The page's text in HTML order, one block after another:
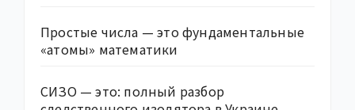
Простые числа — это фундаментальные
«атомы» математики
СИЗО — это: полный разбор